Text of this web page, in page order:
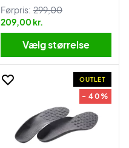
Førpris: 299,00
209,00 kr.
Vælg størrelse
OUTLET
- 40%